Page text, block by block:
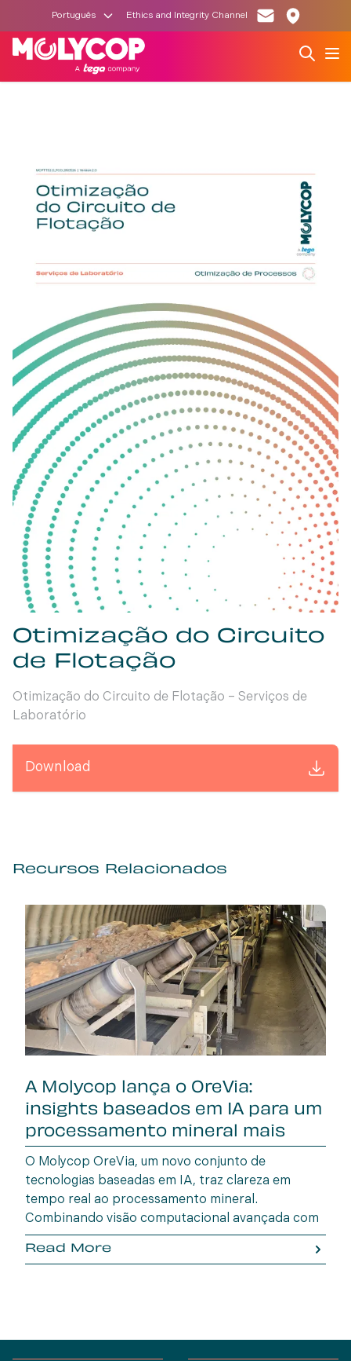
Português Ethics and Integrity Channel
Search
Otimização do Circuito
de Flotação
Otimização do Circuito de Flotação – Serviços de
Laboratório
Download
Recursos Relacionados
A Molycop lança o OreVia:
insights baseados em IA para um
processamento mineral mais
inteligente
O Molycop OreVia, um novo conjunto de
tecnologias baseadas em IA, traz clareza em
tempo real ao processamento mineral.
Combinando visão computacional avançada com
aprendizado de máquina, o OreVia promove
eficiência, consistência e lucratividade em todas
Read More